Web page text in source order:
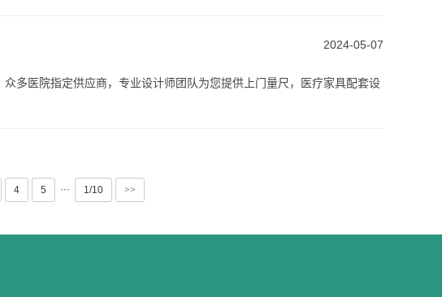
2024-05-07
多医院指定供应商，专业设计师团队为您提供上门量尺，医疗家具配套设
4 5 ··· 1/10 >>